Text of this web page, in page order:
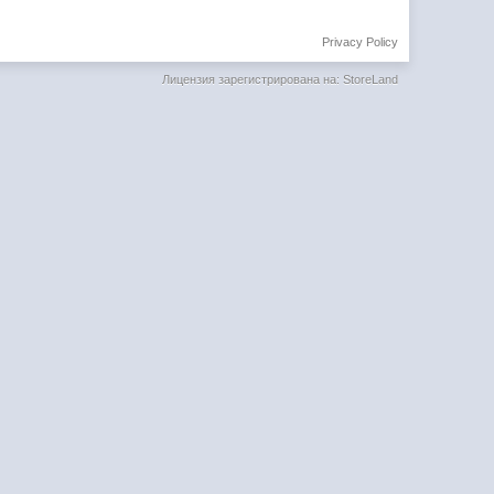
Privacy Policy
Лицензия зарегистрирована на: StoreLand